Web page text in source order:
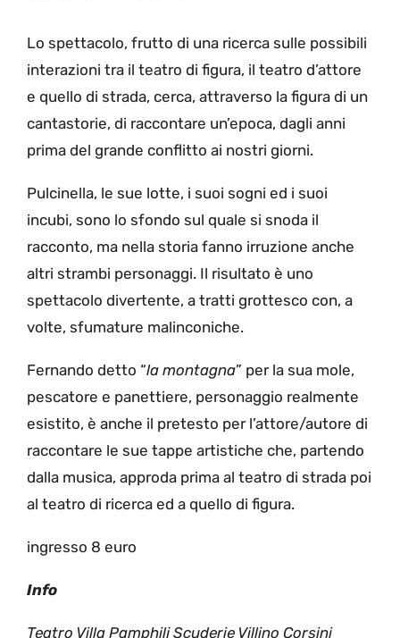
Lo spettacolo, frutto di una ricerca sulle possibili
interazioni tra il teatro di figura, il teatro d’attore
e quello di strada, cerca, attraverso la figura di un
cantastorie, di raccontare un’epoca, dagli anni
prima del grande conflitto ai nostri giorni.
Pulcinella, le sue lotte, i suoi sogni ed i suoi
incubi, sono lo sfondo sul quale si snoda il
racconto, ma nella storia fanno irruzione anche
altri strambi personaggi. Il risultato è uno
spettacolo divertente, a tratti grottesco con, a
volte, sfumature malinconiche.
Fernando detto “la montagna” per la sua mole,
pescatore e panettiere, personaggio realmente
esistito, è anche il pretesto per l’attore/autore di
raccontare le sue tappe artistiche che, partendo
dalla musica, approda prima al teatro di strada poi
al teatro di ricerca ed a quello di figura.
ingresso 8 euro
Info
Teatro Villa Pamphilj Scuderie Villino Corsini